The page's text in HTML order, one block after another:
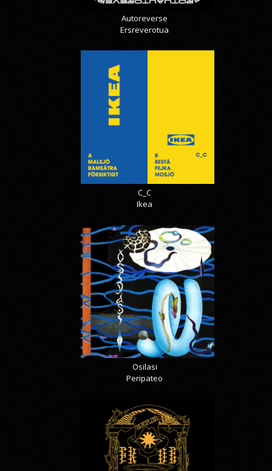
Autoreverse
Ersreverotua
C_C
Ikea
Osilasi
Peripateo